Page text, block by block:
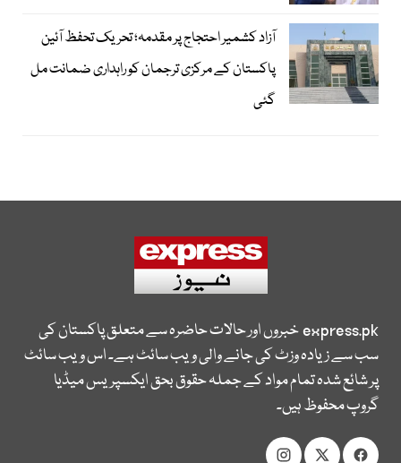
آزاد کشمیر احتجاج پر مقدمہ؛ تحریک تحفظ آئین
پاکستان کے مرکزی ترجمان کو راہداری ضمانت مل
گئی
express.pkخبروں اور حالات حاضرہ سے متعلق پاکستان کی
سب سے زیادہ وزٹ کی جانے والی ویب سائٹ ہے۔ اس ویب سائٹ
پر شائع شدہ تمام مواد کے جملہ حقوق بحق ایکسپریس میڈیا
گروپ محفوظ ہیں۔